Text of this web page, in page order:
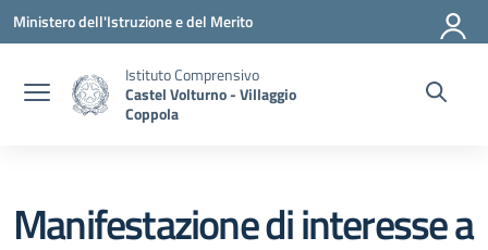
Vai ai contenuti
Vai al menu di navigazione
Vai al footer
Ministero dell'Istruzione e del Merito
Istituto Comprensivo
Castel Volturno - Villaggio
Coppola
Manifestazione di interesse a